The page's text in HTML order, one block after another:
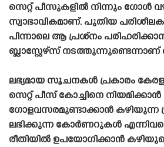
സെറ്റ് പീസുകളിൽ നിന്നും ഗോൾ
സ്വാഭാവികമാണ്. പുതിയ
പിന്നാലെ ആ പ്രശ്‌നം
ബ്ലാസ്റ്റേഴ്‌സ് നടത്തുന്നുണ്ടെന്നാണ്
ലഭ്യമായ സൂചനകൾ പ്രകാരം കേരള
സെറ്റ് പീസ് കോച്ചിനെ
ഗോളവസരമുണ്ടാക്കാൻ കഴിയുന്ന
ലഭിക്കുന്ന കോർണറുകൾ
രീതിയിൽ ഉപയോഗിക്കാൻ